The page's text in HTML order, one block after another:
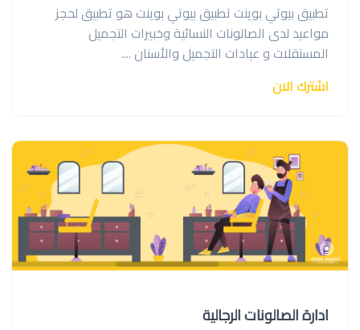
تطبيق بيوتي بوينت تطبيق بيوتي بوينت هو تطبيق لحجز
مواعيد لدى الصالونات النسائية وخبيرات التجميل
المستقلات و عيادات التجميل والأسنان ....
اشترك الان
ادارة الصالونات الرجالية